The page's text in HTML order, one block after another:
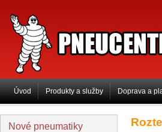
Úvod Produkty a služby Doprava a
Nové pneumatiky